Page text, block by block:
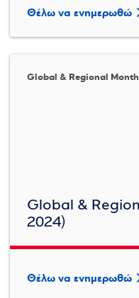
Θέλω να ενημερωθώ
Global & Regional
Global &
2024)
Θέλω να ενημερωθώ